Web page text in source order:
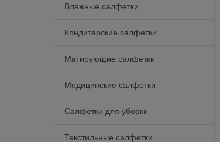
Влажные салфетки
Кондитерские салфетки
Матирующие салфетки
Медицинские салфетки
Салфетки для уборки
Текстильные салфетки